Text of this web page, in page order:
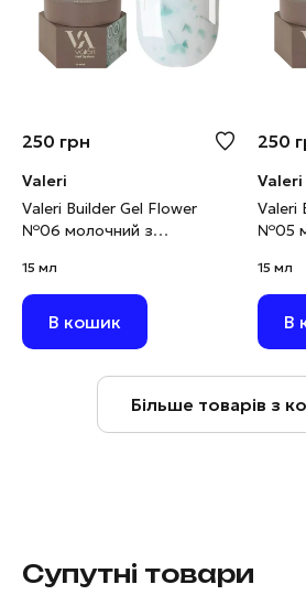
250 грн
Valeri
Valeri Builder Gel Flower
№06 молочний з
15 мл
15 мл
В кошик
250
Valeri
Valeri
№05
15 мл
В
Більше товарів з
Супутні товари